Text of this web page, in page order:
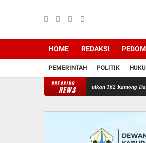
HOME REDAKSI
PEMERINTAH POLITIK
BREAKING
NEWS
Bireuen Berhasil Kumpulkan 162 Kantong Darah